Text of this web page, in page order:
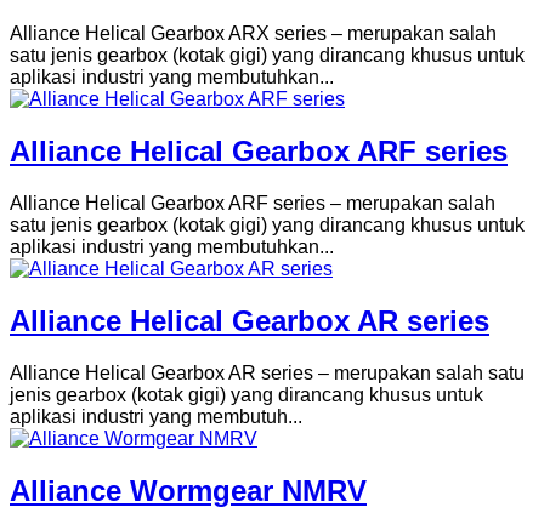
Alliance Helical Gearbox ARX series – merupakan salah
satu jenis gearbox (kotak gigi) yang dirancang khusus untuk
aplikasi industri yang membutuhkan...
Alliance Helical Gearbox ARF series
Alliance Helical Gearbox ARF series – merupakan salah
satu jenis gearbox (kotak gigi) yang dirancang khusus untuk
aplikasi industri yang membutuhkan...
Alliance Helical Gearbox AR series
Alliance Helical Gearbox AR series – merupakan salah satu
jenis gearbox (kotak gigi) yang dirancang khusus untuk
aplikasi industri yang membutuh...
Alliance Wormgear NMRV